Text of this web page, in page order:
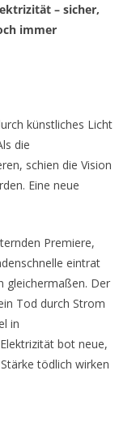
– sicher,
immer
künstliches Licht
die
schien die Vision
Eine neue
Premiere,
eintrat
gleichermaßen. Der
Tod durch Strom
in
bot neue,
tödlich wirken